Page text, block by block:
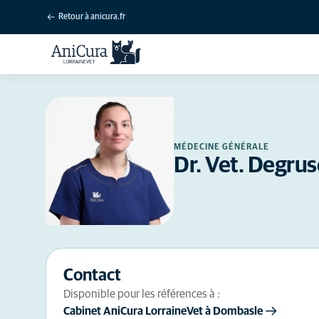
Retour à anicura.fr
MÉDECINE GÉNÉRALE
Dr. Vet.
Contact
Disponible pour les références à :
Cabinet AniCura LorraineVet à Dombasle